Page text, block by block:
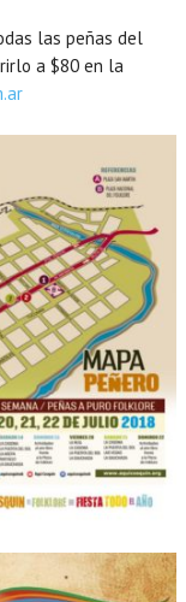
las peñas del
a $80 en la